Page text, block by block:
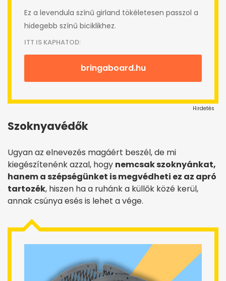
Ez a levendula színű girland tökéletesen passzol a
hidegebb színű biciklikhez.
ITT IS KAPHATOD:
bringaboard.hu
Hirdetés
Szoknyavédők
Ugyan az elnevezés magáért beszél, de mi
kiegészítenénk azzal, hogy nemcsak szoknyánkat,
hanem a szépségünket is megvédheti ez az apró
tartozék, hiszen ha a ruhánk a küllők közé kerül,
annak csúnya esés is lehet a vége.